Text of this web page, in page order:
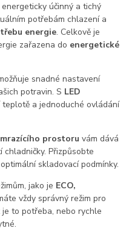
účinný a tichý
potřebám chlazení a
energie. Celkově je
zařazena do energetické
snadné nastavení
potravin. S LED
a jednoduché ovládání
prostoru vám dává
Přizpůsobte
skladovací podmínky.
jako je ECO,
vždy správný režim pro
to potřeba, nebo rychle